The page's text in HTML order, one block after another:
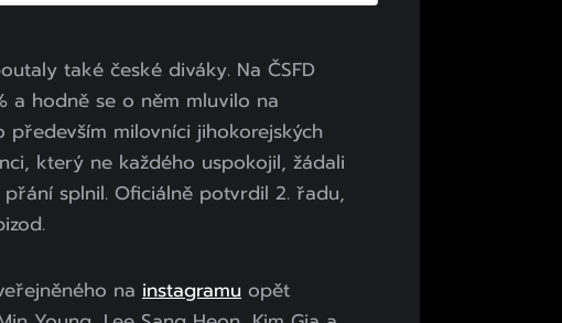
také české diváky. Na ČSFD
a hodně se o něm mluvilo na
především milovníci jihokorejských
který ne každého uspokojil, žádali
splnil. Oficiálně potvrdil 2. řadu,
na instagramu opět